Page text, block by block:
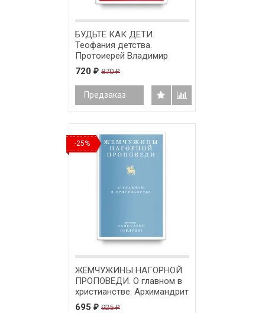
БУДЬТЕ КАК ДЕТИ.
Теофания детства.
Протоиерей Владимир
Зелинский
720 ₽ 870₽
Предзаказ
-25%
ЖЕМЧУЖИНЫ НАГОРНОЙ
ПРОПОВЕДИ. О главном в
христианстве. Архимандрит
Ианнуарий /Ивлиев/
695 ₽ 925₽